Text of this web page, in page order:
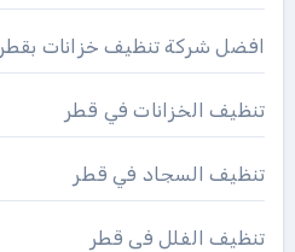
افضل شركة تنظيف خزانات بقطر
تنظيف الخزانات في قطر
تنظيف السجاد في قطر
تنظيف الفلل فى قطر